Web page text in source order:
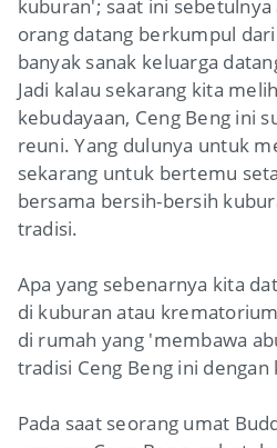
kuburan'; saat ini
orang datang berkumpul
banyak sanak keluarga
Jadi kalau sekarang kita
kebudayaan, Ceng Beng ini
reuni. Yang dulunya untuk
sekarang untuk bertemu
bersama bersih-bersih
tradisi.
Apa yang sebenarnya kita
di kuburan atau
di rumah yang 'membawa
tradisi Ceng Beng ini dengan
Pada saat seorang umat